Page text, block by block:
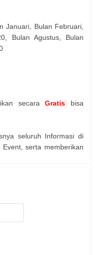
Januari, Bulan Februari,
Bulan Agustus, Bulan
secaraGratis bisa
seluruh Informasi di
serta memberikan